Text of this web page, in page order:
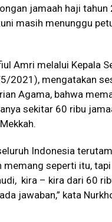
jamaah haji tahun
masih menunggu
Amri melalui Kepala
2021), mengatakan
Agama, bahwa
sekitar 60 ribu
Indonesia
memang seperti itu,
kira – kira dari 60
jawaban,” kata